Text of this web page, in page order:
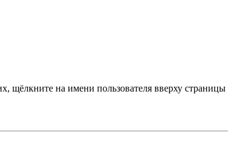
щёлкните на имени пользователя вверху страницы